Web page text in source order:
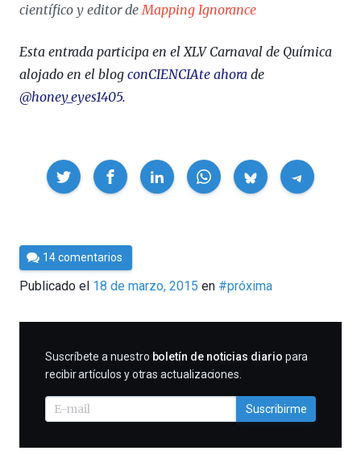
científico y editor de Mapping Ignorance
Esta entrada participa en el XLV Carnaval de Química
alojado en el blog conCIENCIAte ahora de
@honey_eyes1405.
Compartir
Por
César
Tomé
14 comentarios
Publicado el 18 de marzo, 2015 en #próxima
SUSCRIBIRME
Suscríbete a nuestro boletín de noticias diario para
recibir artículos y otras actualizaciones.
Suscribirme